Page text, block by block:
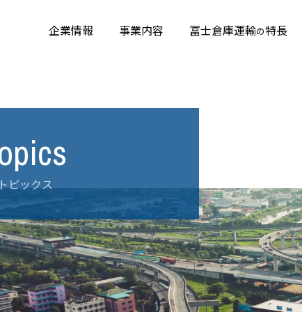
企業情報 事業内容 冨士倉庫運輸の特長
トピックス